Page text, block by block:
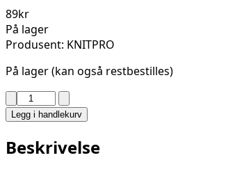
89kr
På lager
Produsent: KNITPRO
På lager (kan også restbestilles)
MINDFUL
SAKS
antall
Legg i handlekurv
Beskrivelse